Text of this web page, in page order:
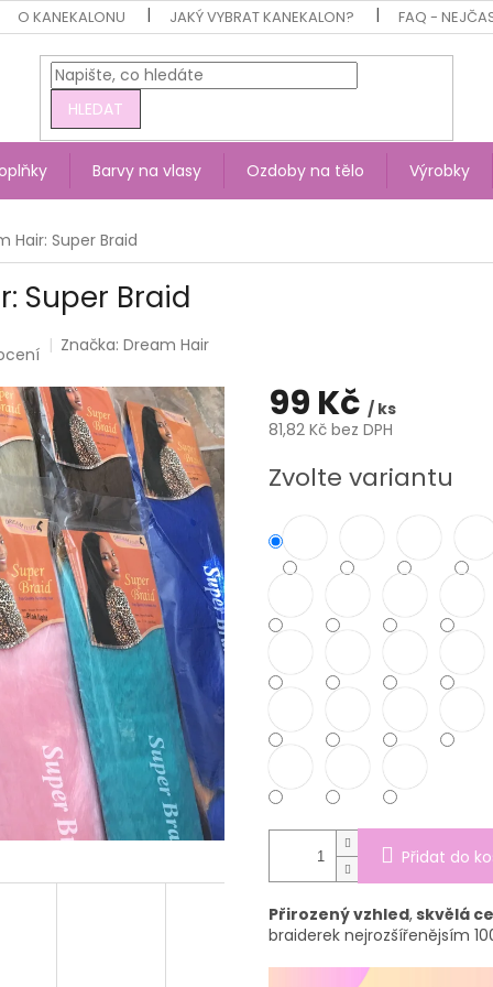
O KANEKALONU JAKÝ VYBRAT KANEKALON? FAQ -
HLEDAT
Barvy na vlasy Ozdoby na tělo Výrobky
Hair: Super Braid
Super Braid
Značka:Dream Hair
99 Kč / ks
81,82 Kč bez DPH
cena:
Zvolte variantu
Přidat do
Přirozený vzhled,skvělá
braiderek nejrozšířenějsím